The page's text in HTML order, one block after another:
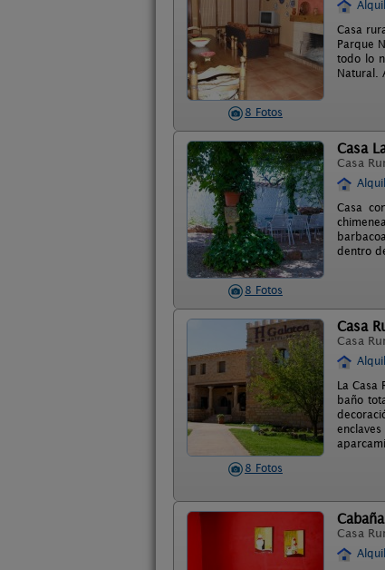
8 Fotos
Casa
Parque
todo lo
Natural.
8 Fotos
Casa
Casa
Casa
dentro
8 Fotos
Casa
Casa
La Casa
baño
Casa